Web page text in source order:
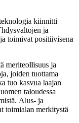
kiinnitti
ja
toimivat positiivisena
meriteollisuus ja
joiden tuottama
tuo kasvua laajan
taloudessa
Alus- ja
toimialan merkitystä